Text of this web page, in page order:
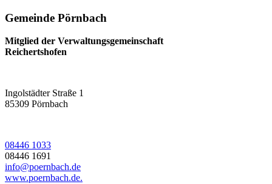
Gemeinde Pörnbach
Mitglied der Verwaltungsgemeinschaft
Reichertshofen
Ingolstädter Straße 1
85309 Pörnbach
08446 1033
08446 1691
info@poernbach.de
www.poernbach.de.